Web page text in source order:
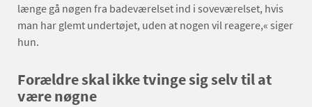
længe gå nøgen fra badeværelset ind i soveværelset, hvis
man har glemt undertøjet, uden at nogen vil reagere,« siger
hun.
Forældre skal ikke tvinge sig selv til at
være nøgne